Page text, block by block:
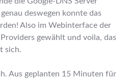
deswegen konnte das
Also im Webinterface der
gewählt und voila, das
sich.
Aus geplanten 15 Minuten für